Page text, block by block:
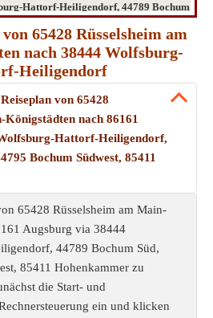
Hattorf-Heiligendorf, 44789 Bochum
65428 Rüsselsheim am
nach 38444 Wolfsburg-
Heiligendorf
von 65428
Königstädten nach 86161
Hattorf-Heiligendorf,
Bochum Südwest, 85411
65428 Rüsselsheim am Main-
Augsburg via 38444
44789 Bochum Süd,
85411 Hohenkammer zu
die Start- und
ein und klicken